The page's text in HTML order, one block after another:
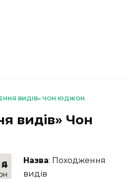
ВИДІВ» ЧОН ЮДЖОН
видів» Чон
Назва: Походження
видів